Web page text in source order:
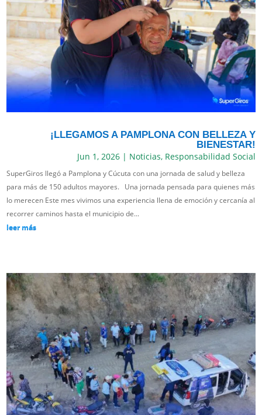
¡LLEGAMOS A PAMPLONA CON BELLEZA Y
BIENESTAR!
Jun 1, 2026| Noticias, Responsabilidad Social
SuperGiros llegó a Pamplona y Cúcuta con una jornada de salud y belleza
para más de 150 adultos mayores. Una jornada pensada para quienes más
lo merecen Este mes vivimos una experiencia llena de emoción y cercanía al
recorrer caminos hasta el municipio de...
leer más